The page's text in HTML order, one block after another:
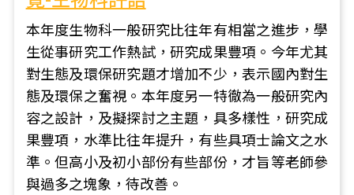
本年度生物科一般研究比往年有相當之進步，學
生從事研究工作熱試，研究成果豐項。今年尤其
對生態及環保研究題才增加不少，表示國內對生
態及環保之奮視。本年度另一特徹為一般研究內
容之設計，及擬探討之主題，具多樣性，研究成
果豐項，水準比往年提升，有些具項士論文之水
準。但高小及初小部份有些部份，才旨等老師參
與過多之塊象，待改善。